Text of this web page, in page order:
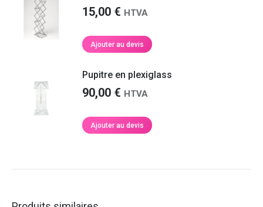
15,00 € HTVA
Ajouter au devis
Pupitre en plexiglass
90,00 € HTVA
Ajouter au devis